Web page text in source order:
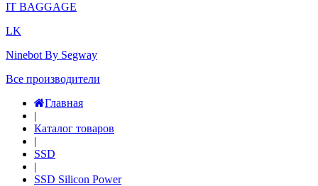
IT BAGGAGE
LK
Ninebot By Segway
Все производители
Главная
|
Каталог товаров
|
SSD
|
SSD Silicon Power